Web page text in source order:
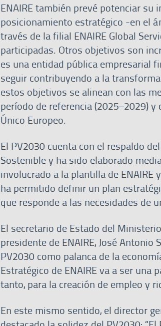
ENAIRE también prevé potenciar
posicionamiento estratégico -en el
través de la filial ENAIRE Global
participadas. Otros objetivos son
es una entidad pública empresarial
seguir contribuyendo a la
estos objetivos se alinean con las
período de referencia (2025–2029)
Único Europeo.
El PV2030 cuenta con el respaldo
Sostenible y ha sido elaborado
involucrado a la plantilla de
ha permitido definir un plan
que responde a las necesidades de
El secretario de Estado del
presidente de ENAIRE, José
PV2030 como palanca de la
Estratégico de ENAIRE va a ser una
tanto, para la creación de empleo y
En este mismo sentido, el director